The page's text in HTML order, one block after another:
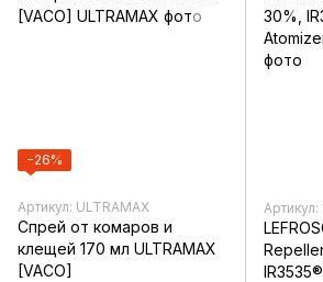
−26%
Артикул: ULTRAMAX
Спрей от комаров и
клещей 170 мл ULTRAMAX
[VACO]
Артикул: